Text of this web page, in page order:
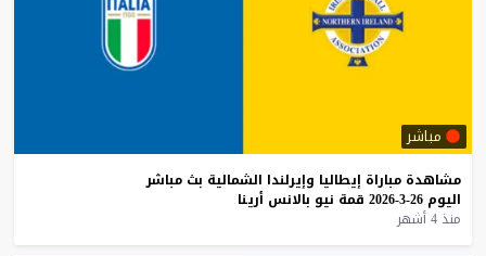
مباشر
مشاهدة مباراة إيطاليا وإيرلندا الشمالية بث مباشر
اليوم 26-3-2026 قمة نيو بالانس أرينا
منذ 4 أشهر